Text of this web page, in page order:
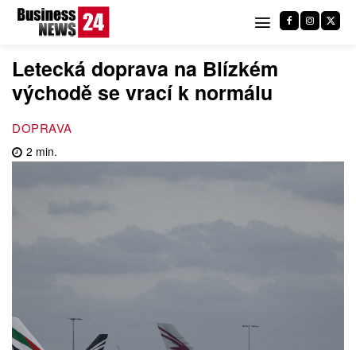
Letecká doprava na Blízkém
východě se vrací k normálu
DOPRAVA
2 min.